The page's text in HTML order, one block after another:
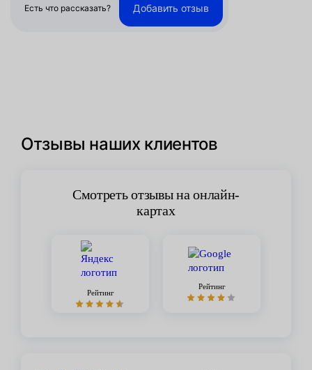
Есть что рассказать? Добавить отзыв
Отзывы наших клиентов
Смотреть отзывы на онлайн-
картах
Рейтинг
Рейтинг